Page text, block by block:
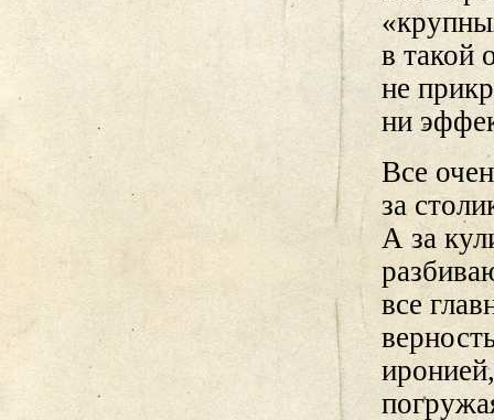
в такой
не
ни
Все
за
А за
все